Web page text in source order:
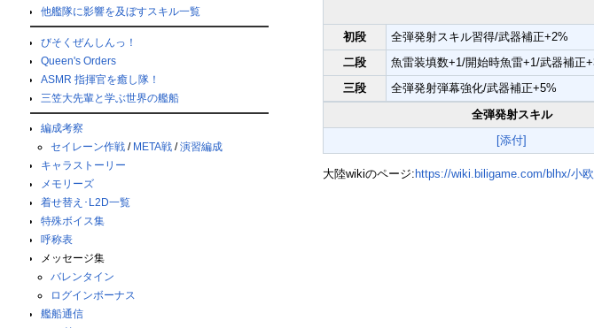
他艦隊に影響を及ぼすスキル一覧
びそくぜんしんっ！
Queen's Orders
ASMR 指揮官を癒し隊！
三笠大先輩と学ぶ世界の艦船
編成考察
セイレーン作戦 / META戦 /演習編成
キャラストーリー
メモリーズ
着せ替え･L2D一覧
特殊ボイス集
呼称表
メッセージ集
バレンタイン
ログインボーナス
艦船通信
初段
全弾発射スキル習得/武器補正+2%
二段
魚雷装填数+1/開始時魚雷+1/武器補正
三段
全弾発射弾幕強化/武器補正+5%
全弾発射スキル
[添付]
大陸wikiのページ: https://wiki.biligame.com/blhx/小